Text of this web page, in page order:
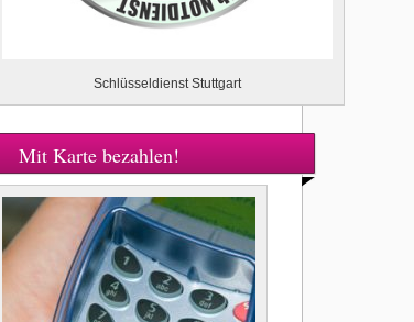
Schlüsseldienst Stuttgart
Mit Karte bezahlen!